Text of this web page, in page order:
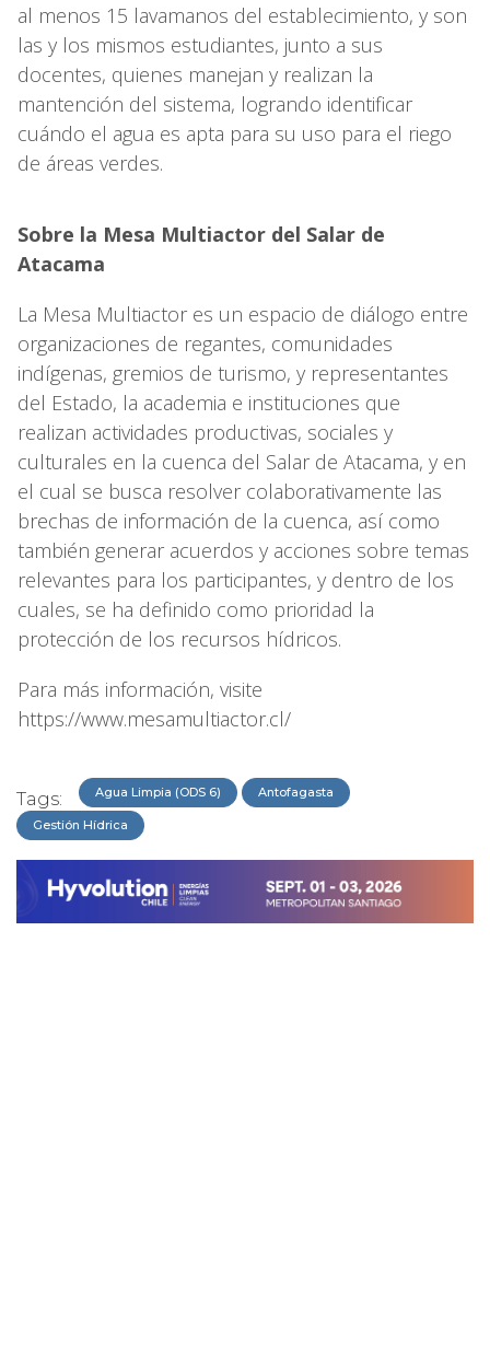
al menos 15 lavamanos del establecimiento, y son
las y los mismos estudiantes, junto a sus
docentes, quienes manejan y realizan la
mantención del sistema, logrando identificar
cuándo el agua es apta para su uso para el riego
de áreas verdes.
Sobre la Mesa Multiactor del Salar de
Atacama
La Mesa Multiactor es un espacio de diálogo entre
organizaciones de regantes, comunidades
indígenas, gremios de turismo, y representantes
del Estado, la academia e instituciones que
realizan actividades productivas, sociales y
culturales en la cuenca del Salar de Atacama, y en
el cual se busca resolver colaborativamente las
brechas de información de la cuenca, así como
también generar acuerdos y acciones sobre temas
relevantes para los participantes, y dentro de los
cuales, se ha definido como prioridad la
protección de los recursos hídricos.
Para más información, visite
https://www.mesamultiactor.cl/
Tags: Agua Limpia (ODS 6) Antofagasta
Gestión Hídrica